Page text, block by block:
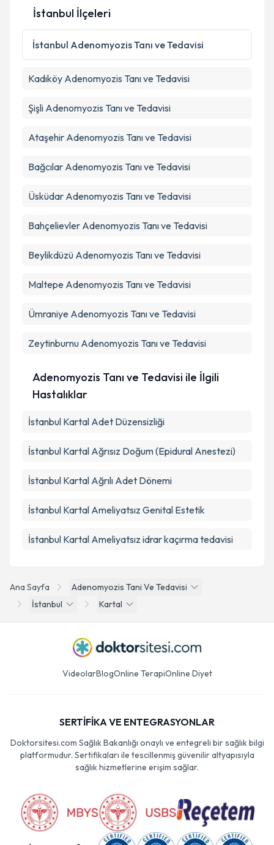
Ana Sayfa
Adenomyozis Tani Ve Tedavisi
İstanbul
Kartal
İstanbul İlçeleri
İstanbul Adenomyozis Tanı ve Tedavisi
Kadıköy Adenomyozis Tanı ve Tedavisi
Şişli Adenomyozis Tanı ve Tedavisi
Ataşehir Adenomyozis Tanı ve Tedavisi
Bağcılar Adenomyozis Tanı ve Tedavisi
Üsküdar Adenomyozis Tanı ve Tedavisi
Bahçelievler Adenomyozis Tanı ve Tedavisi
Beylikdüzü Adenomyozis Tanı ve Tedavisi
Maltepe Adenomyozis Tanı ve Tedavisi
Ümraniye Adenomyozis Tanı ve Tedavisi
Zeytinburnu Adenomyozis Tanı ve Tedavisi
Adenomyozis Tanı ve Tedavisi ile İlgili
Hastalıklar
İstanbul Kartal Adet Düzensizliği
İstanbul Kartal Ağrısız Doğum (Epidural Anestezi)
İstanbul Kartal Ağrılı Adet Dönemi
İstanbul Kartal Ameliyatsız Genital Estetik
İstanbul Kartal Ameliyatsız idrar kaçırma tedavisi
VideolarBlogOnline TerapiOnline Diyet
SERTİFİKA VE ENTEGRASYONLAR
Doktorsitesi.com Sağlık Bakanlığı onaylı ve entegreli bir sağlık bilgi
platformudur. Sertifikaları ile tescillenmiş güvenilir altyapısıyla
sağlık hizmetlerine erişim sağlar.